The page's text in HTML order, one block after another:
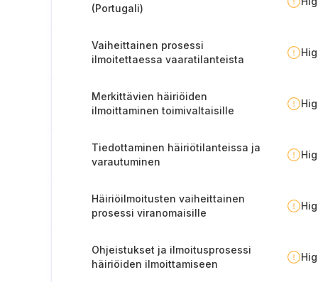
(Portugali)
Vaiheittainen prosessi
ilmoitettaessa vaaratilanteista
Merkittävien häiriöiden
ilmoittaminen toimivaltaisille
Tiedottaminen häiriötilanteissa ja
varautuminen
Häiriöilmoitusten vaiheittainen
prosessi viranomaisille
Ohjeistukset ja ilmoitusprosessi
häiriöiden ilmoittamiseen